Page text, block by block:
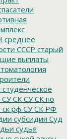
среднее
СССР старый
выплаты
студенческое
СУ СК СУ СК по
ск рф СУ СК РФ
субсидия Суд
судья